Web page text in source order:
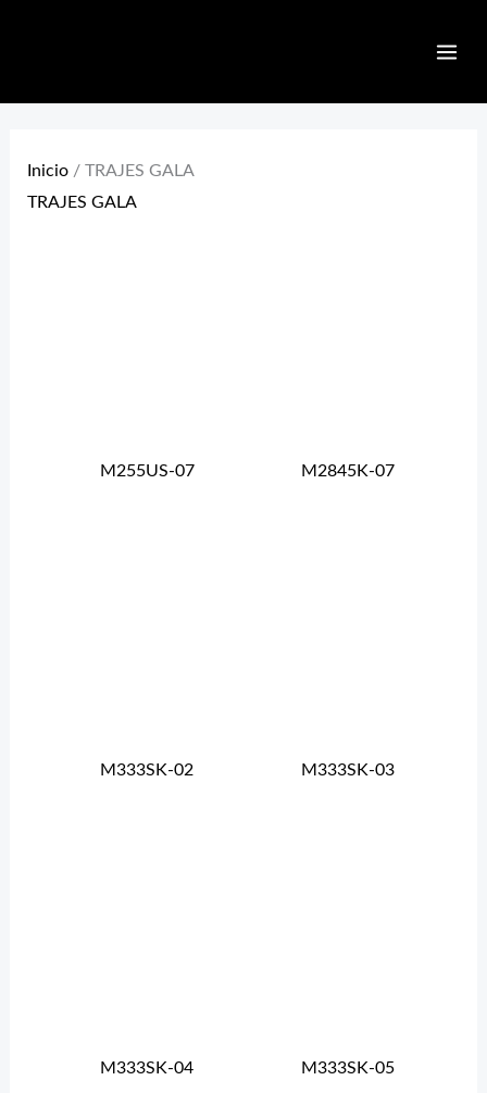
Inicio/ TRAJES GALA
TRAJES GALA
M255US-07 M2845K-07
M333SK-02 M333SK-03
M333SK-04 M333SK-05